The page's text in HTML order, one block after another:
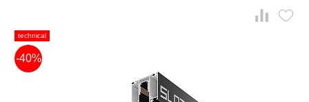
technical
-40%